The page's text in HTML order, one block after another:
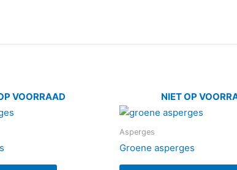
VOORRAAD NIET OP
Asperges
Groene asperges